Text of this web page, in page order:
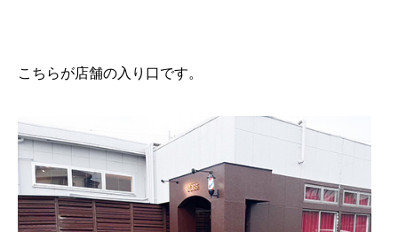
こちらが店舗の入り口です。